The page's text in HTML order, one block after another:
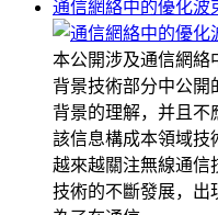
通信網絡中的優化波
本公開涉及通信網絡
背景技術部分中公開
背景的理解，并且不
該信息構成本領域技
越來越關注無線通信
技術的不斷發展，出